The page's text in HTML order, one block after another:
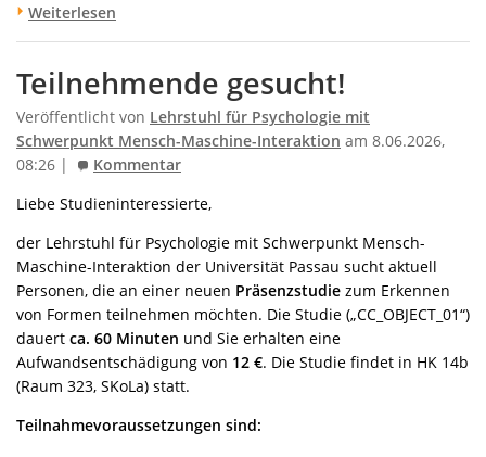
Weiterlesen
Teilnehmende gesucht!
Veröffentlicht von Lehrstuhl für Psychologie mit
Schwerpunkt Mensch-Maschine-Interaktion am 8.06.2026,
08:26 |
Kommentar
Liebe Studieninteressierte,
der Lehrstuhl für Psychologie mit Schwerpunkt Mensch-
Maschine-Interaktion der Universität Passau sucht aktuell
Personen, die an einer neuen Präsenzstudie zum Erkennen
von Formen teilnehmen möchten. Die Studie („CC_OBJECT_01“)
dauert ca. 60 Minuten und Sie erhalten eine
Aufwandsentschädigung von 12 €. Die Studie findet in HK 14b
(Raum 323, SKoLa) statt.
Teilnahmevoraussetzungen sind: